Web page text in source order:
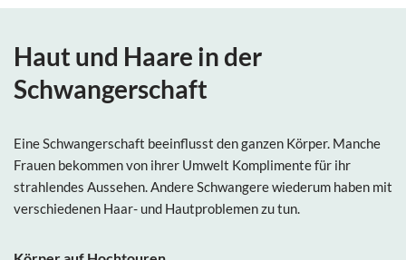
Haut und Haare in der
Schwangerschaft
Eine Schwangerschaft beeinflusst den ganzen Körper. Manche
Frauen bekommen von ihrer Umwelt Komplimente für ihr
strahlendes Aussehen. Andere Schwangere wiederum haben mit
verschiedenen Haar- und Hautproblemen zu tun.